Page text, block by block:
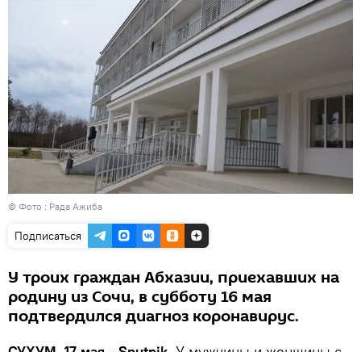
© Фото : Рада Ажиба
Подписаться
У троих граждан Абхазии, приехавших на
родину из Сочи, в субботу 16 мая
подтвердился диагноз коронавирус.